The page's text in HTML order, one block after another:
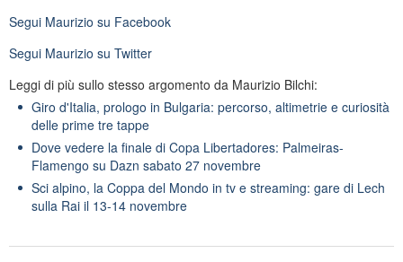
Segui Maurizio su Facebook
Segui Maurizio su Twitter
Leggi di più sullo stesso argomento da Maurizio Bilchi:
Giro d'Italia, prologo in Bulgaria: percorso, altimetrie e curiosità
delle prime tre tappe
Dove vedere la finale di Copa Libertadores: Palmeiras-
Flamengo su Dazn sabato 27 novembre
Sci alpino, la Coppa del Mondo in tv e streaming: gare di Lech
sulla Rai il 13-14 novembre